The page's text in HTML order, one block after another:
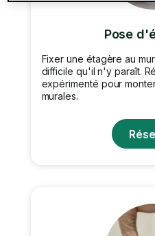
Pose
Fixer une étagère au
difficile qu'il n'y paraît.
expérimenté pour
murales.